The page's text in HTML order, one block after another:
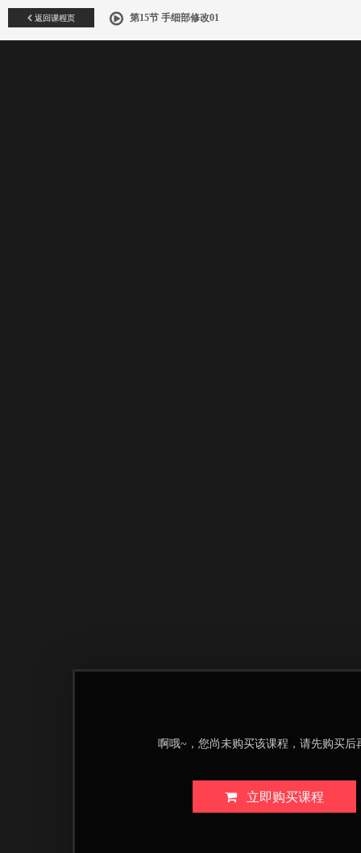
返回课程页 第15节 手细部修改01
啊哦~，您尚未购买该课程，请先购买后
立即购买课程